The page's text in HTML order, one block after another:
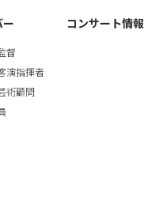
ー
督
演指揮者
術顧問
コンサート情報